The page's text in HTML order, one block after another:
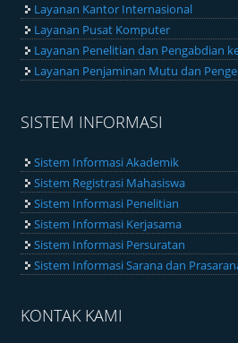
Layanan Kantor Internasional
Layanan Pusat Komputer
Layanan Penelitian dan Pengabdian
Layanan Penjaminan Mutu dan
SISTEM INFORMASI
Sistem Informasi Akademik
Sistem Registrasi Mahasiswa
Sistem Informasi Penelitian
Sistem Informasi Kerjasama
Sistem Informasi Persuratan
Sistem Informasi Sarana dan
KONTAK KAMI